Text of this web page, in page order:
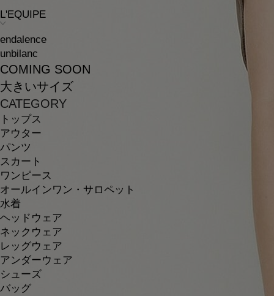
L'EQUIPE
endalence
unbilanc
COMING SOON
大きいサイズ
CATEGORY
トップス
アウター
パンツ
スカート
ワンピース
オールインワン・サロペット
水着
ヘッドウェア
ネックウェア
レッグウェア
アンダーウェア
シューズ
バッグ